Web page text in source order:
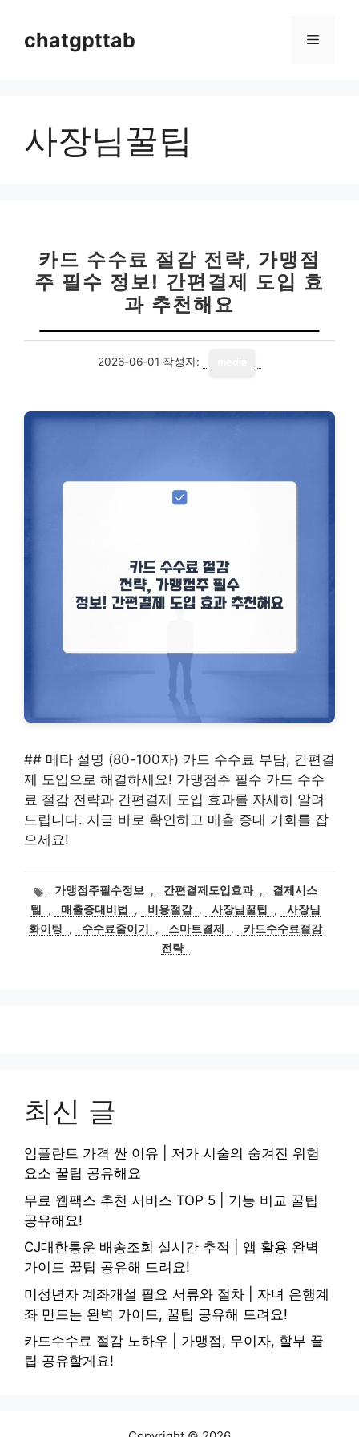
chatgpttab 메
사장님꿀팁
카드 수수료 절감 전략, 가맹점
주 필수 정보! 간편결제 도입 효
과 추천해요
2026-06-01 작성자:
## 메타 설명 (80-100자) 카드 수수료 부담, 간편결
제 도입으로 해결하세요! 가맹점주 필수 카드 수수
료 절감 전략과 간편결제 도입 효과를 자세히 알려
드립니다. 지금 바로 확인하고 매출 증대 기회를 잡
으세요!
태가맹점주필수정보 , 간편결제도입효과 ,
결제시스
템
, 매출증대비법 , 비용절감 , 사장님꿀팁 ,
사장님
화이팅
, 수수료줄이기 , 스마트결제 ,
카드수수료절감
전략
최신 글
임플란트 가격 싼 이유 | 저가 시술의 숨겨진 위험
요소 꿀팁 공유해요
무료 웹팩스 추천 서비스 TOP 5 | 기능 비교 꿀팁
공유해요!
CJ대한통운 배송조회 실시간 추적 | 앱 활용 완벽
가이드 꿀팁 공유해 드려요!
미성년자 계좌개설 필요 서류와 절차 | 자녀 은행계
좌 만드는 완벽 가이드, 꿀팁 공유해 드려요!
카드수수료 절감 노하우 | 가맹점, 무이자, 할부 꿀
팁 공유할게요!